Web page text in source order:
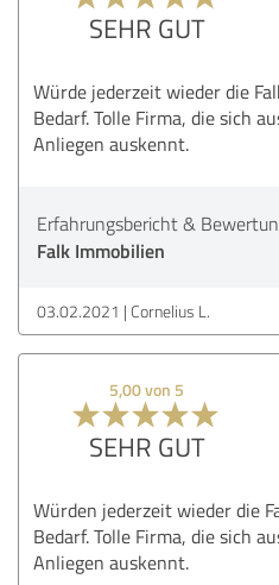
SEHR GUT
Würde jederzeit wieder die
Bedarf. Tolle Firma, die sich
Anliegen auskennt.
Erfahrungsbericht &
Falk Immobilien
03.02.2021 Cornelius L.
5,00 von 5
SEHR GUT
Würden jederzeit wieder die
Bedarf. Tolle Firma, die sich
Anliegen auskennt.